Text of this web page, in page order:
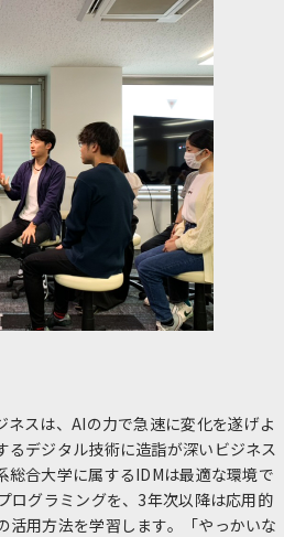
ネスは、AIの力で急速に変化を遂げよ
るデジタル技術に造詣が深いビジネス
総合大学に属するIDMは最適な環境で
ログラミングを、3年次以降は応用的
活用方法を学習します。「やっかいな